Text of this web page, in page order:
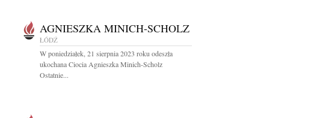
AGNIESZKA MINICH-SCHOLZ
ŁÓDŹ
W poniedziałek, 21 sierpnia 2023 roku odeszła
ukochana Ciocia Agnieszka Minich-Scholz
Ostatnie...